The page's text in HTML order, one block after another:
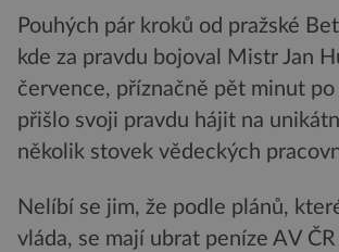
Pouhých pár kroků od pražské
kde za pravdu bojoval Mistr Jan
července, příznačně pět minut po
přišlo svoji pravdu hájit na
několik stovek vědeckých
Nelíbí se jim, že podle plánů,
vláda, se mají ubrat peníze AV